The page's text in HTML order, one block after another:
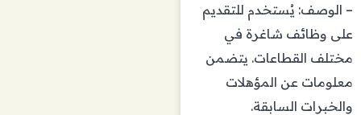
– الوصف: يُستخدم للتقديم
على وظائف شاغرة في
مختلف القطاعات. يتضمن
معلومات عن المؤهلات
والخبرات السابقة.